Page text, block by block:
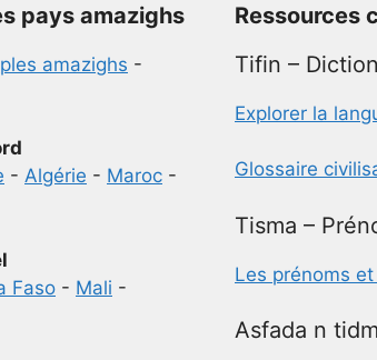
pays amazighs
amazighs -
- Algérie - Maroc -
Faso - Mali -
Ressources
Tifin –
Explorer la
Glossaire
Tisma –
Les prénoms
Asfada n